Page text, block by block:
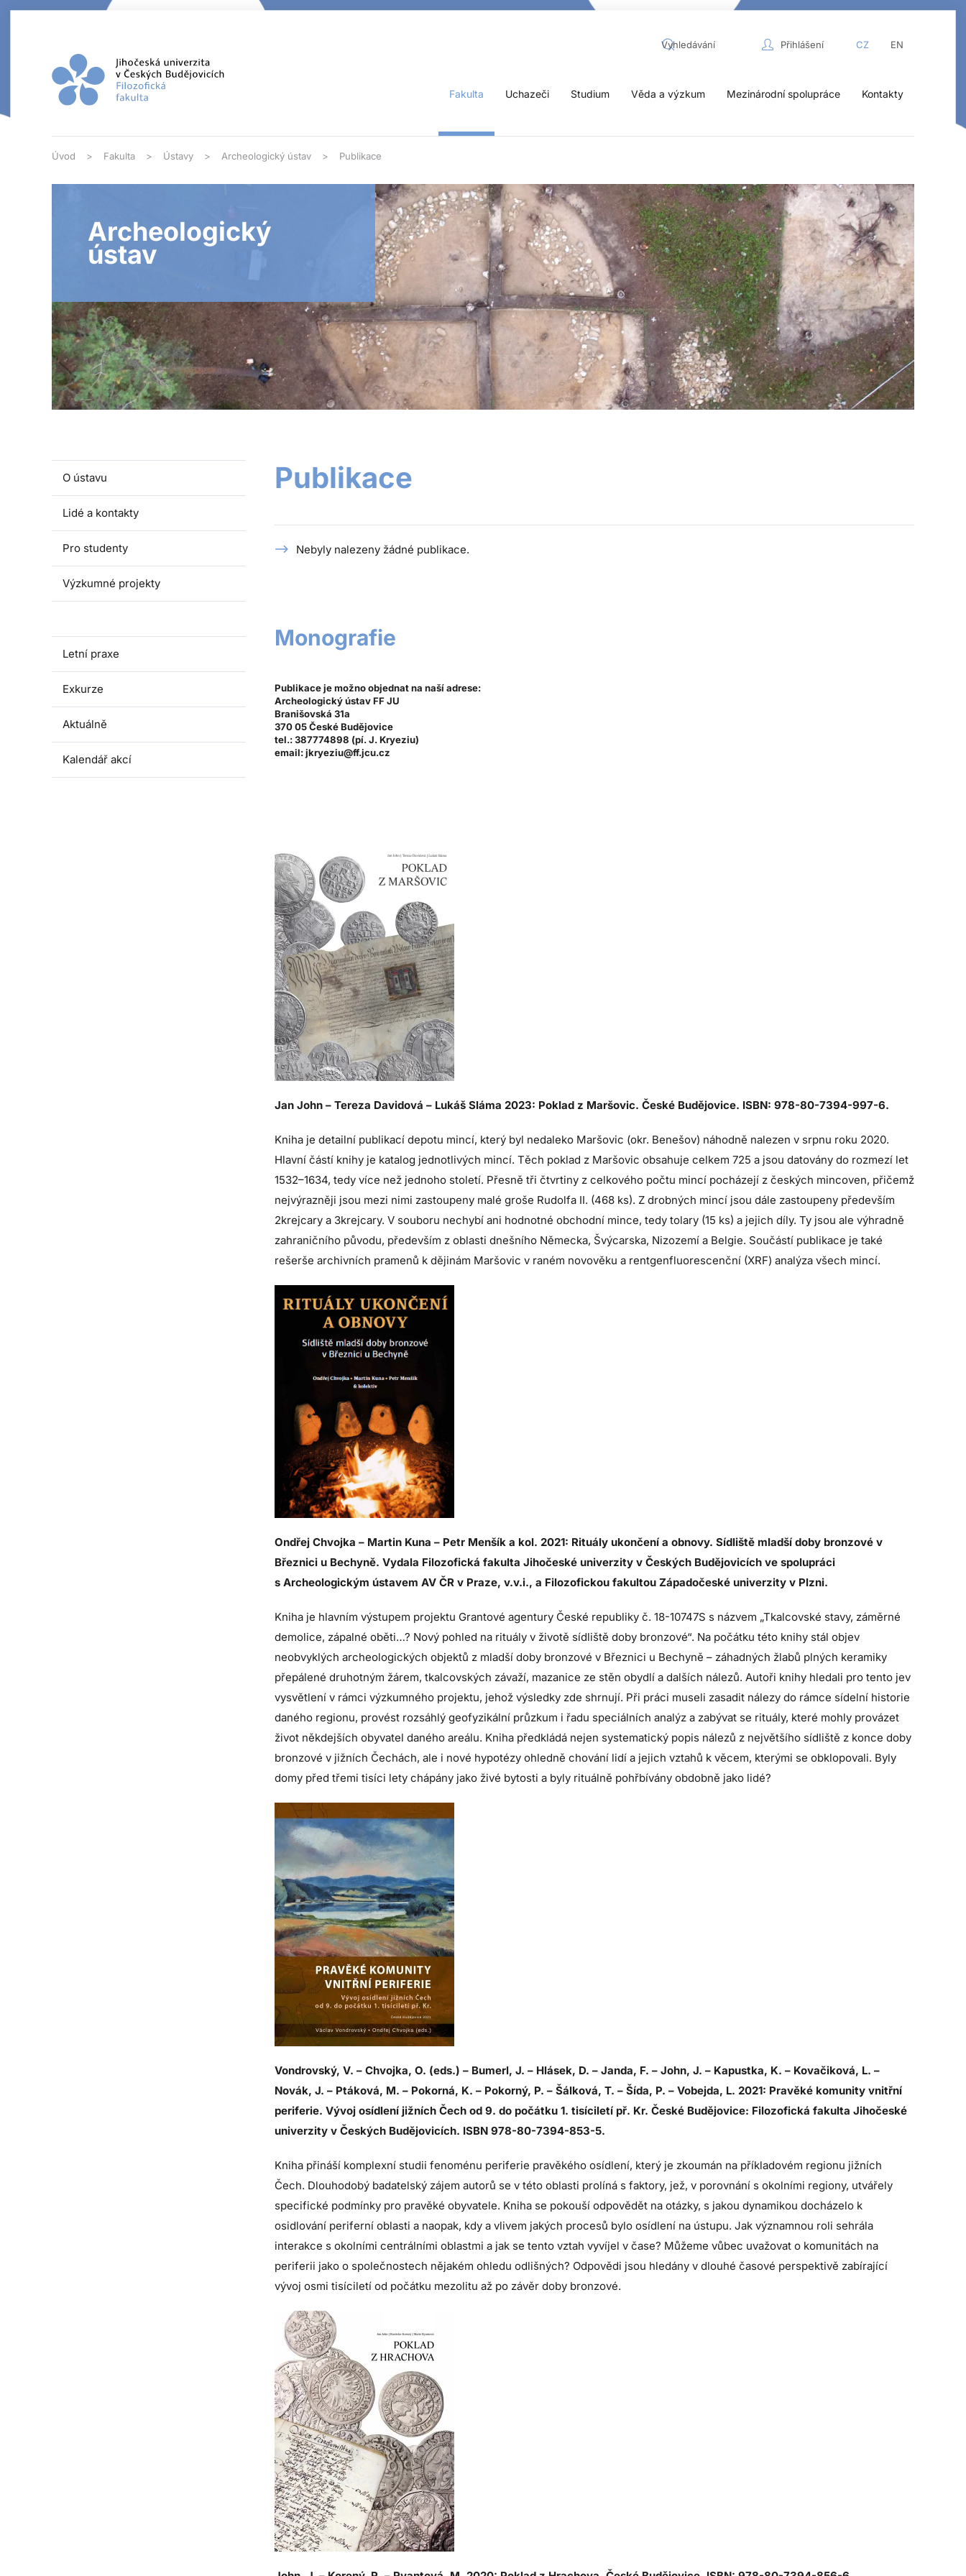
Přihlášení CZ EN
Fakulta Uchazeči Studium Věda a výzkum Mezinárodní spolupráce Kontakty
Úvod Fakulta Ústavy Archeologický ústav Publikace
Archeologický
ústav
O ústavu
Lidé a kontakty
Pro studenty
Výzkumné projekty
Letní praxe
Exkurze
Aktuálně
Kalendář akcí
Publikace
Nebyly nalezeny žádné publikace.
Monografie
Publikace je možno objednat na naší adrese:
Archeologický ústav FF JU
Branišovská 31a
370 05 České Budějovice
tel.: 387774898 (pí. J. Kryeziu)
email:jkryeziu@ff.jcu.cz
Jan John – Tereza Davidová – Lukáš Sláma 2023: Poklad z Maršovic. České Budějovice. ISBN: 978-80-7394-997-6.
Kniha je detailní publikací depotu mincí, který byl nedaleko Maršovic (okr. Benešov) náhodně nalezen v srpnu roku 2020.
Hlavní částí knihy je katalog jednotlivých mincí. Těch poklad z Maršovic obsahuje celkem 725 a jsou datovány do rozmezí let
1532–1634, tedy více než jednoho století. Přesně tři čtvrtiny z celkového počtu mincí pocházejí z českých mincoven, přičemž
nejvýrazněji jsou mezi nimi zastoupeny malé groše Rudolfa II. (468 ks). Z drobných mincí jsou dále zastoupeny především
2krejcary a 3krejcary. V souboru nechybí ani hodnotné obchodní mince, tedy tolary (15 ks) a jejich díly. Ty jsou ale výhradně
zahraničního původu, především z oblasti dnešního Německa, Švýcarska, Nizozemí a Belgie. Součástí publikace je také
rešerše archivních pramenů k dějinám Maršovic v raném novověku a rentgenfluorescenční (XRF) analýza všech mincí.
Ondřej Chvojka – Martin Kuna – Petr Menšík a kol. 2021: Rituály ukončení a obnovy. Sídliště mladší doby bronzové v
Březnici u Bechyně. Vydala Filozofická fakulta Jihočeské univerzity v Českých Budějovicích ve spolupráci
s Archeologickým ústavem AV ČR v Praze, v.v.i., a Filozofickou fakultou Západočeské univerzity v Plzni.
Kniha je hlavním výstupem projektu Grantové agentury České republiky č. 18-10747S s názvem „Tkalcovské stavy, záměrné
demolice, zápalné oběti…? Nový pohled na rituály v životě sídliště doby bronzové“. Na počátku této knihy stál objev
neobvyklých archeologických objektů z mladší doby bronzové v Březnici u Bechyně – záhadných žlabů plných keramiky
přepálené druhotným žárem, tkalcovských závaží, mazanice ze stěn obydlí a dalších nálezů. Autoři knihy hledali pro tento jev
vysvětlení v rámci výzkumného projektu, jehož výsledky zde shrnují. Při práci museli zasadit nálezy do rámce sídelní historie
daného regionu, provést rozsáhlý geofyzikální průzkum i řadu speciálních analýz a zabývat se rituály, které mohly provázet
život někdejších obyvatel daného areálu. Kniha předkládá nejen systematický popis nálezů z největšího sídliště z konce doby
bronzové v jižních Čechách, ale i nové hypotézy ohledně chování lidí a jejich vztahů k věcem, kterými se obklopovali. Byly
domy před třemi tisíci lety chápány jako živé bytosti a byly rituálně pohřbívány obdobně jako lidé?
Vondrovský, V. – Chvojka, O. (eds.) – Bumerl, J. – Hlásek, D. – Janda, F. – John, J. – Kapustka, K. – Kovačiková, L. –
Novák, J. – Ptáková, M. – Pokorná, K. – Pokorný, P. – Šálková, T. – Šída, P. – Vobejda, L. 2021: Pravěké komunity vnitřní
periferie. Vývoj osídlení jižních Čech od 9. do počátku 1. tisíciletí př. Kr. České Budějovice: Filozofická fakulta Jihočeské
univerzity v Českých Budějovicích. ISBN 978-80-7394-853-5.
Kniha přináší komplexní studii fenoménu periferie pravěkého osídlení, který je zkoumán na příkladovém regionu jižních
Čech. Dlouhodobý badatelský zájem autorů se v této oblasti prolíná s faktory, jež, v porovnání s okolními regiony, utvářely
specifické podmínky pro pravěké obyvatele. Kniha se pokouší odpovědět na otázky, s jakou dynamikou docházelo k
osidlování periferní oblasti a naopak, kdy a vlivem jakých procesů bylo osídlení na ústupu. Jak významnou roli sehrála
interakce s okolními centrálními oblastmi a jak se tento vztah vyvíjel v čase? Můžeme vůbec uvažovat o komunitách na
periferii jako o společnostech nějakém ohledu odlišných? Odpovědi jsou hledány v dlouhé časové perspektivě zabírající
vývoj osmi tisíciletí od počátku mezolitu až po závěr doby bronzové.